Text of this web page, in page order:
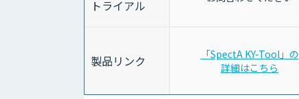
トライアル
製品リンク
「SpectA KY-Tool」の
詳細はこちら